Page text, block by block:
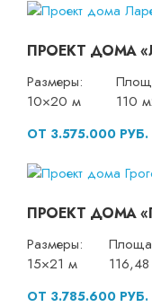
ПРОЕКТ ДОМА
Размеры:
10×20 м
110
ОТ 3.575.000 РУБ.
ПРОЕКТ ДОМА
Размеры:
15×21 м
ОТ 3.785.600 РУБ.